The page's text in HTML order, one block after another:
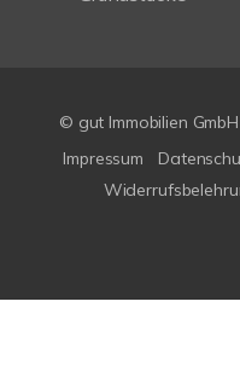
© gut Immobilien GmbH
Impressum